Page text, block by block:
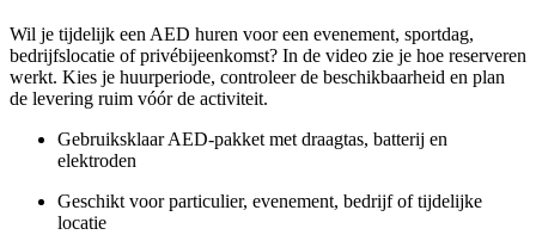
Wil je tijdelijk een AED huren voor een evenement, sportdag,
bedrijfslocatie of privébijeenkomst? In de video zie je hoe reserveren
werkt. Kies je huurperiode, controleer de beschikbaarheid en plan
de levering ruim vóór de activiteit.
Gebruiksklaar AED-pakket met draagtas, batterij en
elektroden
Geschikt voor particulier, evenement, bedrijf of tijdelijke
locatie